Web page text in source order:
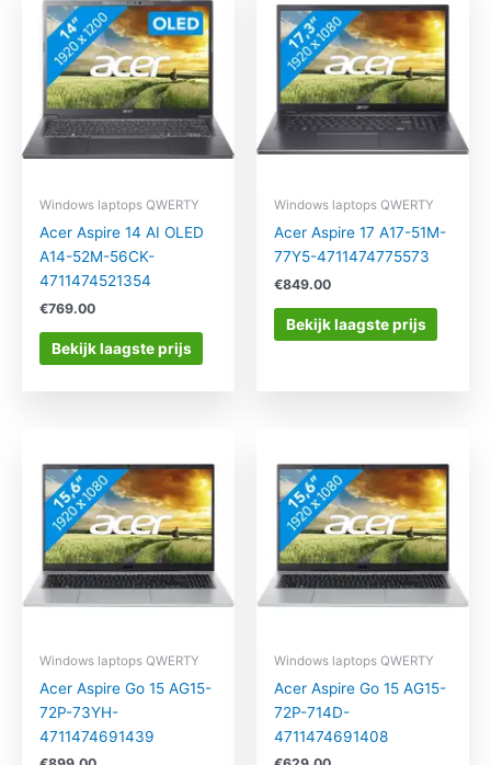
Windows laptops QWERTY
Acer Aspire 14 AI OLED
A14-52M-56CK-
4711474521354
€769.00
Bekijk laagste prijs
Windows laptops QWERTY
Acer Aspire 17 A17-51M-
77Y5-4711474775573
€849.00
Bekijk laagste prijs
Windows laptops QWERTY
Acer Aspire Go 15 AG15-
72P-73YH-
4711474691439
Windows laptops QWERTY
Acer Aspire Go 15 AG15-
72P-714D-
4711474691408